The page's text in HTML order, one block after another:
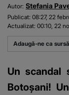
Autor: Stefania
Publicat: 08:27, 22
Actualizat: 00:10, 22
Adaugă-ne ca
Un
Botoșani!